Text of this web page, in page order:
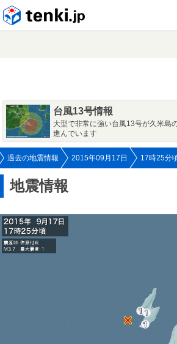
台風13号情報
大型で非常に強い台風13号が久米島
進んでいます
過去の地震情報 2015年09月17日 17時25分
地震情報